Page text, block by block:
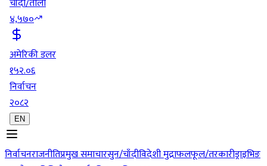
चाँदी/तोला
४,५७०
अमेरिकी डलर
१५२.०६
निर्वाचन
२०८२
EN
निर्वाचनराजनीतिप्रमुख समाचारसुन/चाँदीविदेशी मुद्राफलफूल/तरकारीड्राइभिङ